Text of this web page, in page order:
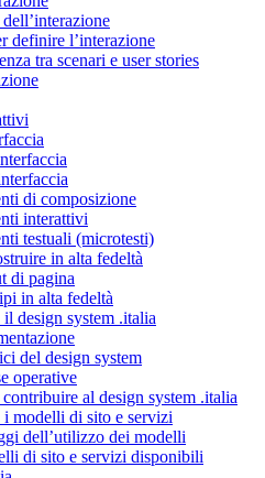
definire l’interazione
tra scenari e user stories
di composizione
interattivi
testuali (microtesti)
in alta fedeltà
di pagina
in alta fedeltà
design system .italia
del design system
operative
al design system .italia
i modelli di sito e servizi
dell’utilizzo dei modelli
di sito e servizi disponibili